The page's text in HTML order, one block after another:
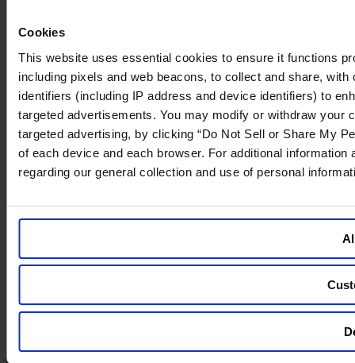
Cookies
This website uses essential cookies to ensure it functions
including pixels and web beacons, to collect and share,
identifiers (including IP address and device identifiers) to
targeted advertisements. You may modify or withdraw your
targeted advertising, by clicking “Do Not Sell or Share My
of each device and each browser. For additional
regarding our general collection and use of personal